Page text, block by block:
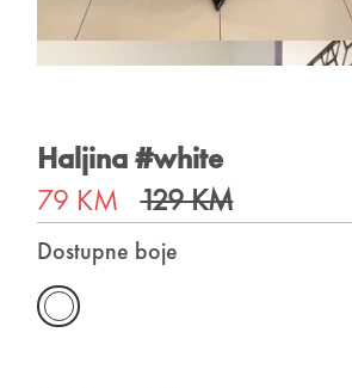
Haljina #white
79 KM129 KM
Dostupne boje